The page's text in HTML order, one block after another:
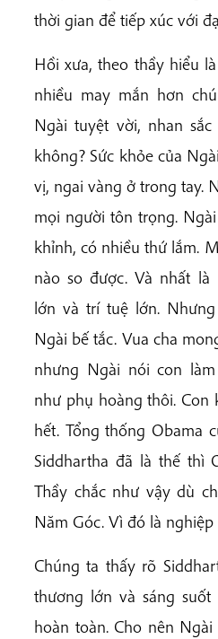
thời gian để tiếp xúc với
Hồi xưa, theo thầy hiểu
nhiều may mắn hơn
Ngài tuyệt vời, nhan
không? Sức khỏe của
vị, ngai vàng ở trong tay.
mọi người tôn trọng.
khỉnh, có nhiều thứ lắm.
nào so được. Và nhất
lớn và trí tuệ lớn.
Ngài bế tắc. Vua cha
nhưng Ngài nói con
như phụ hoàng thôi.
hết. Tổng thống Obama
Siddhartha đã là thế thì
Thầy chắc như vậy dù
Năm Góc. Vì đó là
Chúng ta thấy rõ
thương lớn và sáng
hoàn toàn. Cho nên